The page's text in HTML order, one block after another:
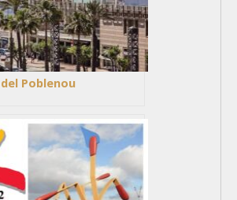
Poblenou